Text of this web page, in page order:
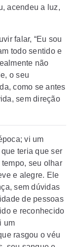
acendeu a luz,
falar, “Eu sou
todo sentido e
não
o seu
como se antes
sem direção
vi um
teria que ser
seu olhar
e alegre. Ele
sem dúvidas
de pessoas
e reconhecido
um
rasgou o véu